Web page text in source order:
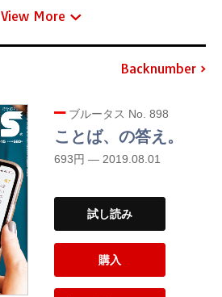
View More
Backnumber
ブルータス No. 898
ことば、の答え。
693円 — 2019.08.01
試し読み
購入